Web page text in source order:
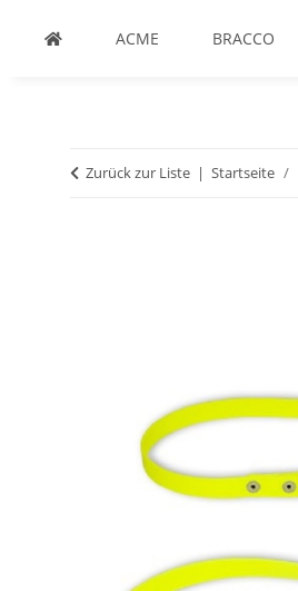
ACME BRACCO
Zurück zur Liste Startseite